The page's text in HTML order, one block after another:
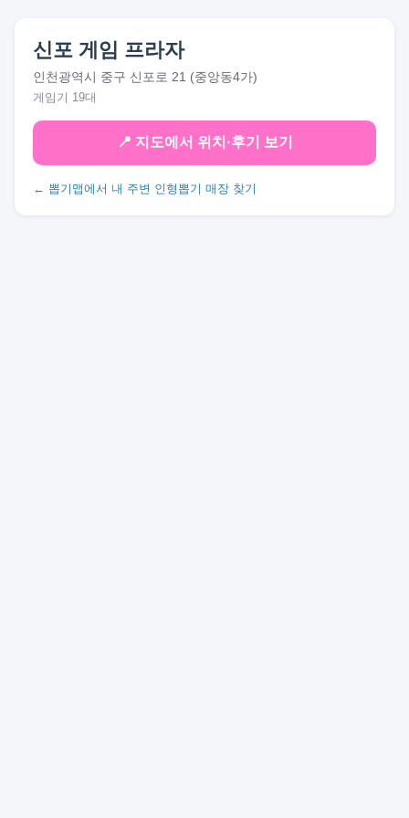
신포 게임 프라자
인천광역시 중구 신포로 21 (중앙동4가)
게임기 19대
📍 지도에서 위치·후기 보기
← 뽑기맵에서 내 주변 인형뽑기 매장 찾기